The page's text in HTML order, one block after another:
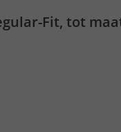
Fit, tot